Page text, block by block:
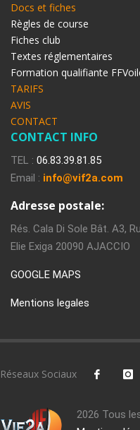
Docs et fiches
Règles de course
Fiches club
Textes réglementaires
Formation qualifiante
TARIFS
AVIS
CONTACT
CONTACT INFO
TEL : 06.83.39.81.85
Email : info@vif2a.com
Adresse postale:
Rés. Cala Di Sole Bât. A3,
Elie Exiga 20090 AJACCIO
GOOGLE MAPS
Mentions legales
Réseaux Sociaux
2026 Tous